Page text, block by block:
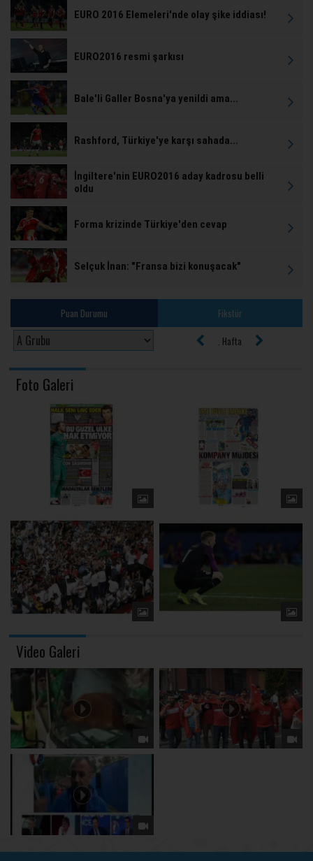
EURO 2016 Elemeleri'nde olay şike iddiası!
EURO2016 resmi şarkısı
Bale'li Galler Bosna'ya yenildi ama...
Rashford, Türkiye'ye karşı sahada...
İngiltere'nin EURO2016 aday kadrosu belli
oldu
Forma krizinde Türkiye'den cevap
Selçuk İnan: "Fransa bizi konuşacak"
Puan Durumu
Fikstür
. Hafta
Foto Galeri
Video Galeri